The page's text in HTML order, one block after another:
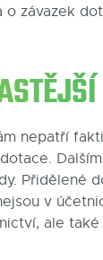
o závazek
nepatří
Přidělené
v
ale